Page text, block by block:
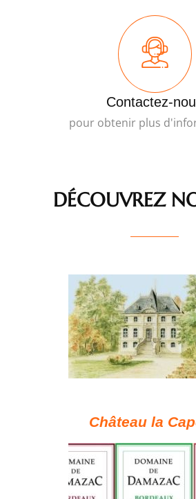
Contactez-
pour obtenir plus
DÉCOUVREZ
Château la